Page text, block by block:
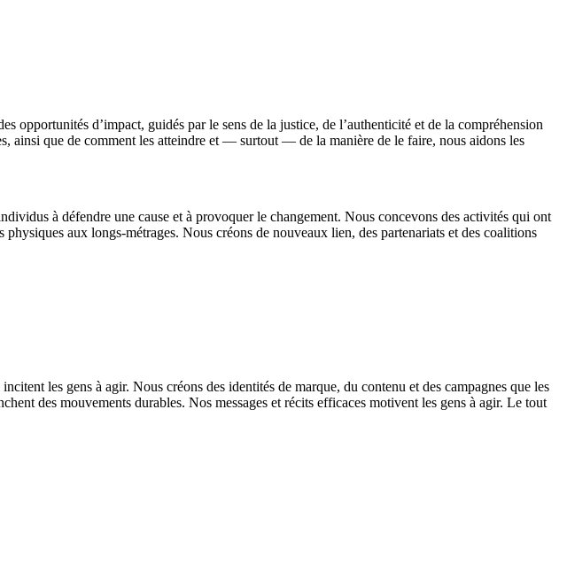
d’impact, guidés par le sens de la justice, de l’authenticité et de la compréhension
, ainsi que de comment les atteindre et — surtout — de la manière de le faire, nous aidons les
à défendre une cause et à provoquer le changement. Nous concevons des activités qui ont
physiques aux longs-métrages. Nous créons de nouveaux lien, des partenariats et des coalitions
les gens à agir. Nous créons des identités de marque, du contenu et des campagnes que les
des mouvements durables. Nos messages et récits efficaces motivent les gens à agir. Le tout